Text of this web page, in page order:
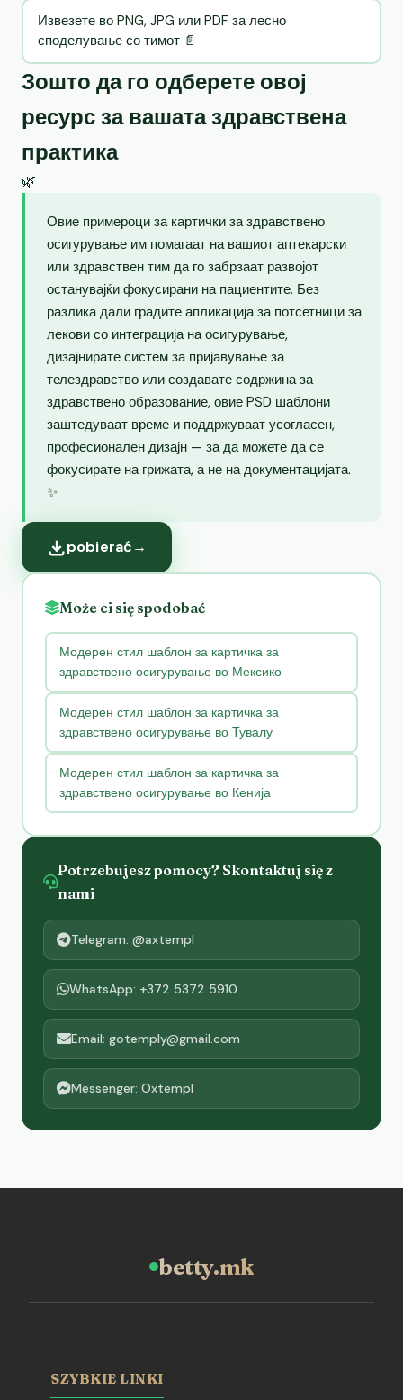
Извезете во PNG, JPG или PDF за лесно
споделување со тимот 📄
Зошто да го одберете овој
ресурс за вашата здравствена
практика
🌿
Овие примероци за картички за здравствено
осигурување им помагаат на вашиот аптекарски
или здравствен тим да го забрзаат развојот
останувајќи фокусирани на пациентите. Без
разлика дали градите апликација за потсетници за
лекови со интеграција на осигурување,
дизајнирате систем за пријавување за
телездравство или создавате содржина за
здравствено образование, овие PSD шаблони
заштедуваат време и поддржуваат усогласен,
професионален дизајн — за да можете да се
фокусирате на грижата, а не на документацијата.
✨
pobierać→
Może ci się spodobać
Модерен стил шаблон за картичка за
здравствено осигурување во Мексико
Модерен стил шаблон за картичка за
здравствено осигурување во Тувалу
Модерен стил шаблон за картичка за
здравствено осигурување во Кенија
Potrzebujesz pomocy? Skontaktuj się z
nami
Telegram: @axtempl
WhatsApp: +372 5372 5910
Email: gotemply@gmail.com
Messenger: Oxtempl
betty.mk
SZYBKIE LINKI